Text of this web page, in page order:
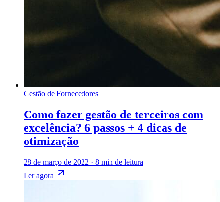
Gestão de Fornecedores
Como fazer gestão de terceiros com
excelência? 6 passos + 4 dicas de
otimização
28 de março de 2022 · 8 min de leitura
Ler agora